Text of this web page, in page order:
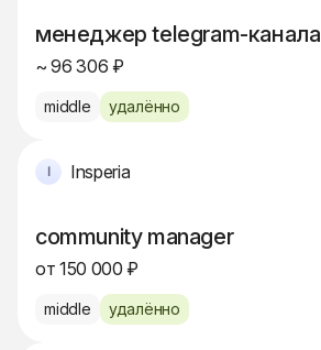
менеджер telegram-канала
~ 96 306 ₽
middle удалённо
Insperia
community manager
от 150 000 ₽
middle удалённо